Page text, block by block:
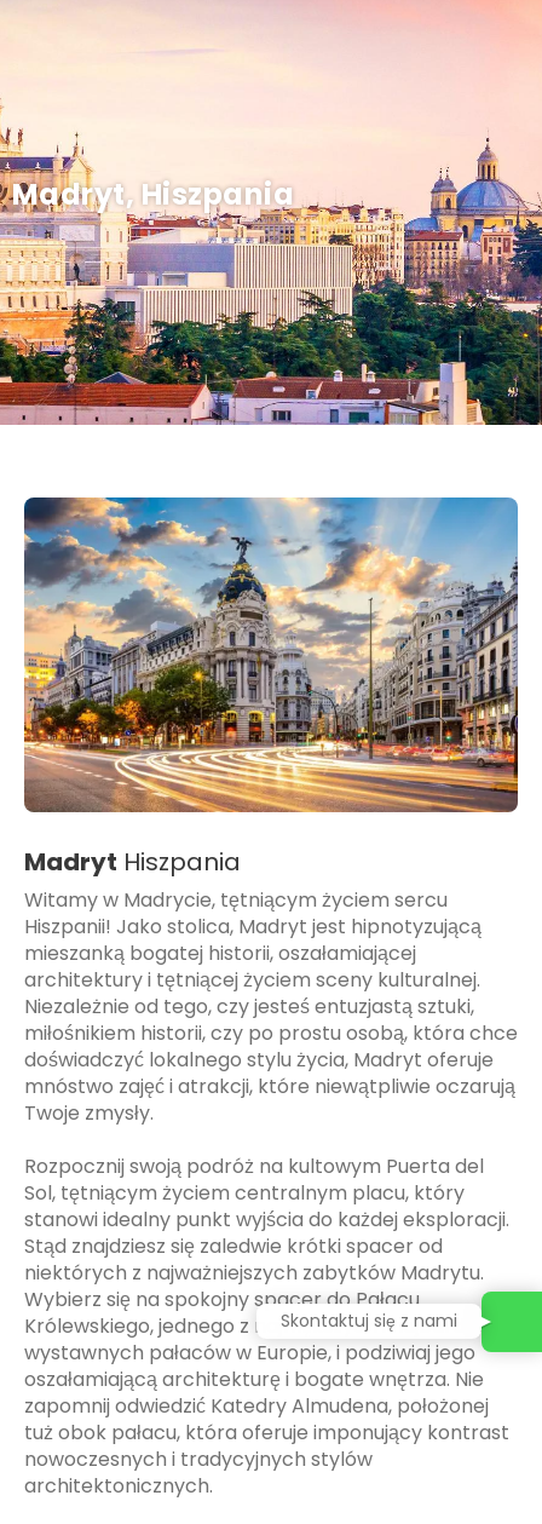
Madryt, Hiszpania
Madryt Hiszpania
Witamy w Madrycie, tętniącym życiem sercu
Hiszpanii! Jako stolica, Madryt jest hipnotyzującą
mieszanką bogatej historii, oszałamiającej
architektury i tętniącej życiem sceny kulturalnej.
Niezależnie od tego, czy jesteś entuzjastą sztuki,
miłośnikiem historii, czy po prostu osobą, która chce
doświadczyć lokalnego stylu życia, Madryt oferuje
mnóstwo zajęć i atrakcji, które niewątpliwie oczarują
Twoje zmysły.
Rozpocznij swoją podróż na kultowym Puerta del
Sol, tętniącym życiem centralnym placu, który
stanowi idealny punkt wyjścia do każdej eksploracji.
Stąd znajdziesz się zaledwie krótki spacer od
niektórych z najważniejszych zabytków Madrytu.
Wybierz się na spokojny spacer do Pałacu
Królewskiego, jednego z największych i najbardziej
wystawnych pałaców w Europie, i podziwiaj jego
oszałamiającą architekturę i bogate wnętrza. Nie
zapomnij odwiedzić Katedry Almudena, położonej
tuż obok pałacu, która oferuje imponujący kontrast
nowoczesnych i tradycyjnych stylów
architektonicznych.
Skontaktuj się z nami